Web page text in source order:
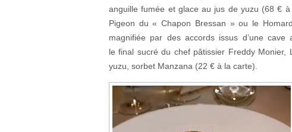
anguille fumée et glace au jus de yuzu (68 €
Pigeon du « Chapon Bressan » ou le
magnifiée par des accords issus d’une cave
le final sucré du chef pâtissier Freddy Monier,
yuzu, sorbet Manzana (22 € à la carte).